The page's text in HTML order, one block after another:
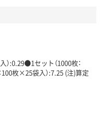
）:0.29●1セット（1000枚：
枚×25袋入）:7.25 (注)算定